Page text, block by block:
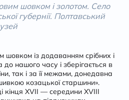
шовком і золотом. Село
губернії. Полтавський
шовком із додаванням срібних і
нашого часу і зберігається в
так і за її межами, донедавна
козацької старшини».
кінця XVII — середини XVIII